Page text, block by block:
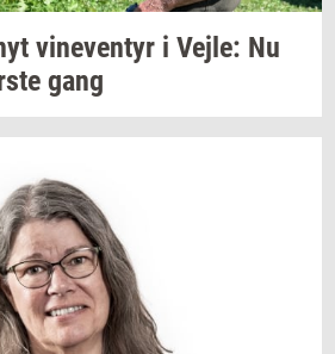
vi­ne­ven­tyr i Vejle: Nu
gang